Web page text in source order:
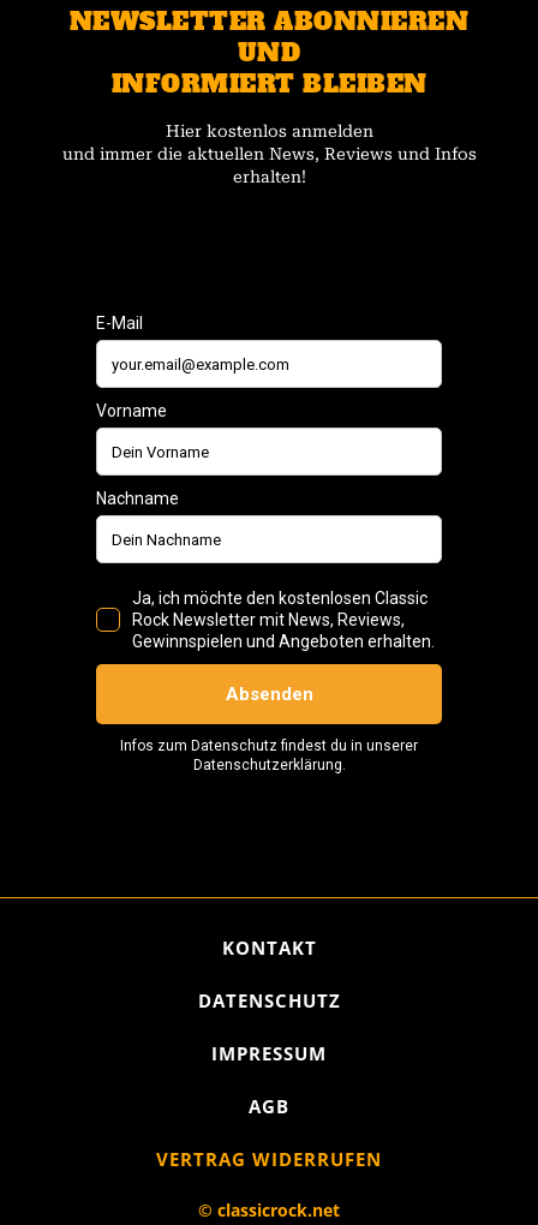
NEWSLETTER ABONNIEREN
UND
INFORMIERT BLEIBEN
Hier kostenlos anmelden
und immer die aktuellen News, Reviews und Infos
erhalten!
KONTAKT
DATENSCHUTZ
IMPRESSUM
AGB
VERTRAG WIDERRUFEN
© classicrock.net